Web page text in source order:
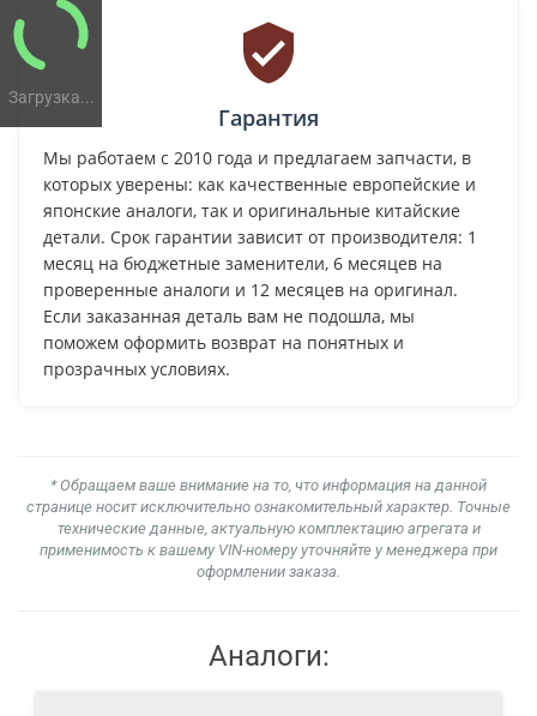
Загрузка...
Гарантия
Мы работаем с 2010 года и предлагаем запчасти, в
которых уверены: как качественные европейские и
японские аналоги, так и оригинальные китайские
детали. Срок гарантии зависит от производителя: 1
месяц на бюджетные заменители, 6 месяцев на
проверенные аналоги и 12 месяцев на оригинал.
Если заказанная деталь вам не подошла, мы
поможем оформить возврат на понятных и
прозрачных условиях.
* Обращаем ваше внимание на то, что информация на данной
странице носит исключительно ознакомительный характер. Точные
технические данные, актуальную комплектацию агрегата и
применимость к вашему VIN-номеру уточняйте у менеджера при
оформлении заказа.
Аналоги: